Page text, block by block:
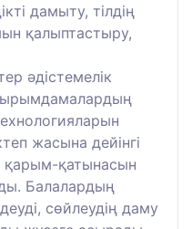
дамыту, тілдің
қалыптастыру,
әдістемелік
жасына дейінгі
қарым-қатынасын
Балалардың
сөйлеудің даму